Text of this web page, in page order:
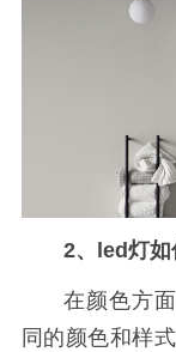
2、led灯如
在颜色方
同的颜色和样